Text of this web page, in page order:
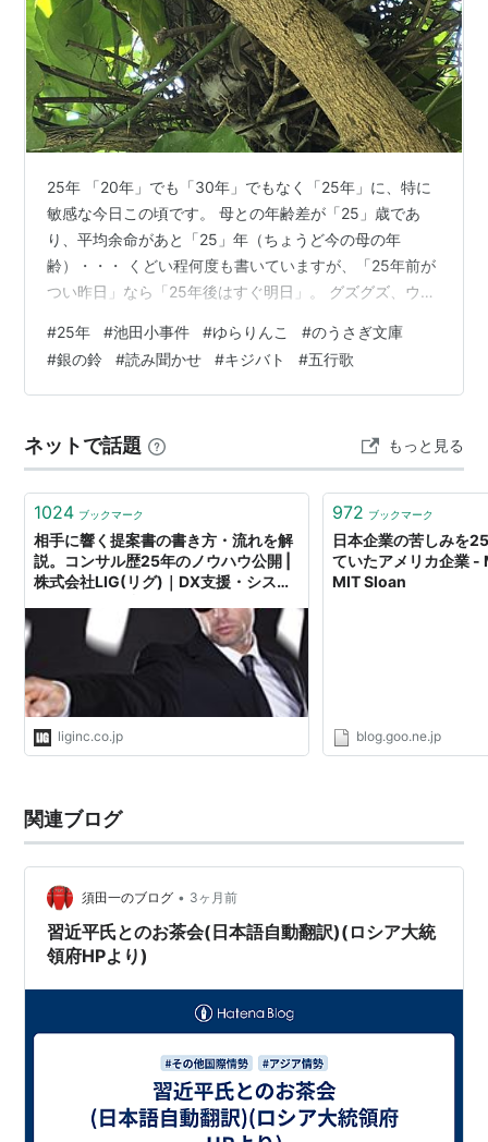
25年 「20年」でも「30年」でもなく「25年」に、特に
敏感な今日この頃です。 母との年齢差が「25」歳であ
り、平均余命があと「25」年（ちょうど今の母の年
齢）・・・ くどい程何度も書いていますが、「25年前が
つい昨日」なら「25年後はすぐ明日」。 グズグズ、ウダ
手を付けたらよいのか、いまだにわからない・・・とい
う焦りの連鎖・・・ 今日は池田小事件から25年。 もうそ
んなに？と改めて事件の悲惨さを思い出しました。 娘た
だろうと、重苦しい気持ちになったことも・・・。 この
事件の後、娘たちの小学校…
#25年 #池田小事件 #ゆらりんこ #のうさぎ文庫
#銀の鈴 #読み聞かせ #キジバト #五行歌
ネットで話題 もっと見る
1024 ブックマーク
相手に響く提案書の書き方・流れを解
説。コンサル歴25年のノウハウ公開 |
株式会社LIG(リグ)｜DX支援・システ
liginc.co.jp
972 ブックマーク
日本企業の苦しみを
ていたアメリカ企業
MIT Sloan
blog.goo.ne.jp
関連ブログ
須田一のブログ • 3ヶ月前
習近平氏とのお茶会(日本語自動翻訳)(ロシア大統
領府HPより)